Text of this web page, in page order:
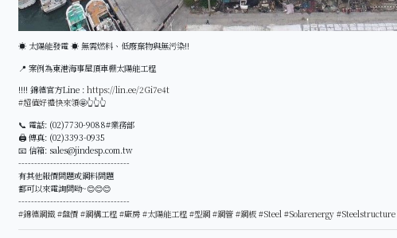
☀️ 太陽能發電 ☀️ 無需燃料、低廢棄物與無污染‼
📍 案例為東港海事屋頂車棚太陽能工程
‼‼ 錦德官方Line :https://lin.ee/2Gi7e4t
#超值好禮快來領🤩👆👆👆
📞 電話: (02)7730-9088#業務部
🖨 傳真: (02)3393-0935
📧 信箱: sales@jindesp.com.tw
-----------------------------------
有其他報價問題或鋼料問題
都可以來電詢問呦~😊😊😊
-----------------------------------
#錦德鋼鐵 #盤價 #鋼構工程 #廠房 #太陽能工程 #型鋼 #鋼管 #鋼板 #Steel #Solarenergy #Steelstructure